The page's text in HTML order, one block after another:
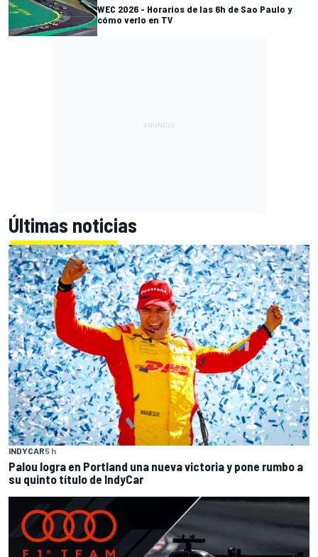
WEC 2026 - Horarios de las 6h de Sao Paulo y
cómo verlo en TV
Últimas noticias
INDYCAR5 h
Palou logra en Portland una nueva victoria y pone rumbo a
su quinto título de IndyCar